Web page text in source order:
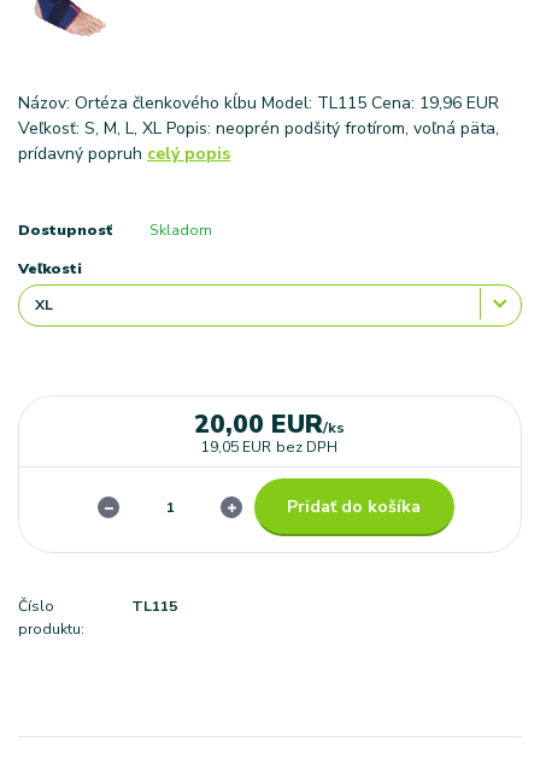
Názov: Ortéza členkového kĺbu Model: TL115 Cena: 19,96 EUR
Veľkosť: S, M, L, XL Popis: neoprén podšitý frotírom, voľná päta,
prídavný popruh celý popis
Dostupnosť Skladom
Veľkosti
20,00 EUR/ks
19,05 EUR bez DPH
Pridať do košíka
Číslo
produktu:
TL115